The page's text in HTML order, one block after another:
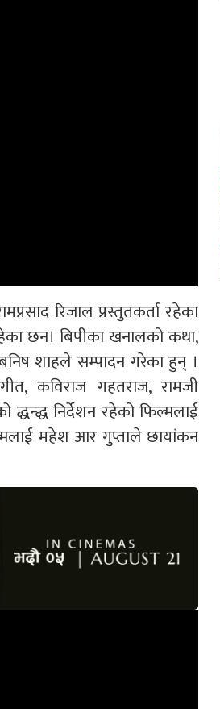
रिजाल प्रस्तुतकर्ता रहेका
छन। बिपीका खनालको कथा,
शाहले सम्पादन गरेका हुन् ।
कविराज गहतराज, रामजी
द्धन्द्ध निर्देशन रहेको फिल्मलाई
महेश आर गुप्ताले छायांकन